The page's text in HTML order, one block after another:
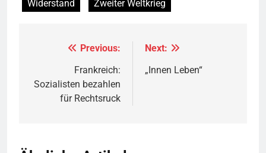
Widerstand
Zweiter Weltkrieg
Beitragsnavigation
Previous:
Frankreich:
Sozialisten bezahlen
für Rechtsruck
Next:
„Innen Leben“